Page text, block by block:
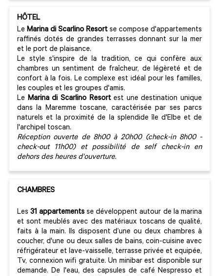
HÔTEL
Le Marina di Scarlino Resort se compose d'appartements
raffinés dotés de grandes terrasses donnant sur la mer
et le port de plaisance.
Le style s'inspire de la tradition, ce qui confère aux
chambres un sentiment de fraîcheur, de légèreté et de
confort à la fois. Le complexe est idéal pour les familles,
les couples et les groupes d'amis.
Le Marina di Scarlino Resortest une destination unique
dans la Maremme toscane, caractérisée par ses parcs
naturels et la proximité de la splendide île d'Elbe et de
l'archipel toscan.
Réception ouverte de 8h00 à 20h00 (check-in 8h00 -
check-out 11h00) et possibilité de self check-in en
dehors des heures d'ouverture.
CHAMBRES
Les31 appartementsse développent autour de la marina
et sont meublés avec des matériaux toscans de qualité,
faits à la main. Ils disposent d’une ou deux chambres à
coucher, d'une ou deux salles de bains, coin-cuisine avec
réfrigérateur et lave-vaisselle, terrasse privée et equipée,
Tv, connexion wifi gratuite. Un minibar est disponible sur
demande. De l'eau, des capsules de café Nespresso et